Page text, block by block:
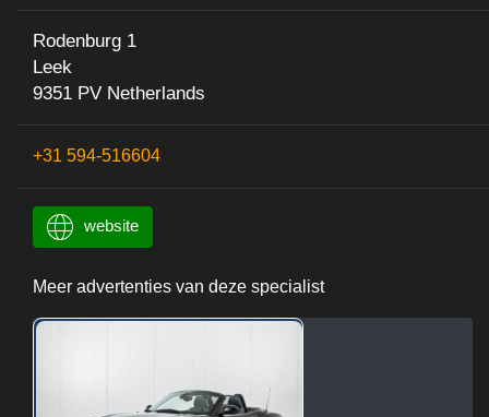
Rodenburg 1
Leek
9351 PV Netherlands
+31 594-516604
website
Meer advertenties van deze specialist